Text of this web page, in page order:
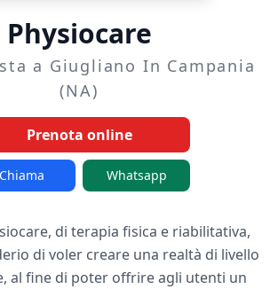
Physiocare
a Giugliano In Campania
(NA)
Prenota online
Chiama Whatsapp
di terapia fisica e riabilitativa,
di voler creare una realtà di livello
al fine di poter offrire agli utenti un